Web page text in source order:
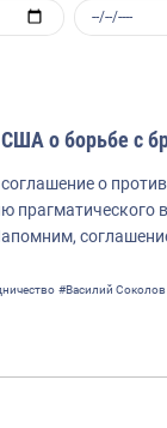
о борьбе с
о
прагматического
#Василий Соколов